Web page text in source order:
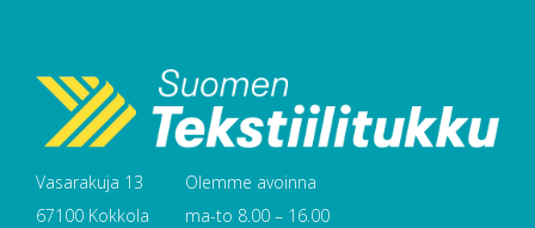
Vasarakuja 13
67100 Kokkola
Olemme avoinna
ma-to 8.00 – 16.00